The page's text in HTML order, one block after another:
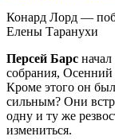
Конард Лорд —
Елены Таранухи
Персей Барс
собрания,
Кроме этого он
сильным? Они
одну и ту же
измениться.